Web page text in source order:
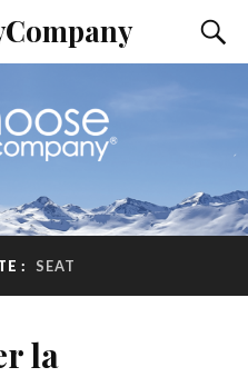
: SEAT
la